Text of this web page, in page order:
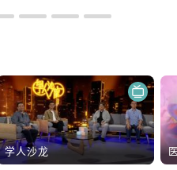
学人沙龙